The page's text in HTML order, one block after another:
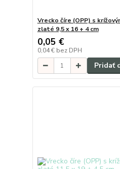
Vrecko číre (OPP) s
zlaté 9,5 x 16 + 4 cm
0,05 €
0,04 € bez DPH
Pridať